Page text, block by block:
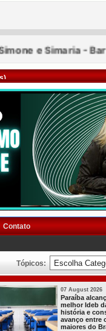
Contato
Tópicos:
2026
é preso
e